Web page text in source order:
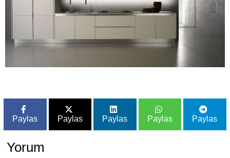
Paylas Paylas Paylas Paylas Paylas
Yorum